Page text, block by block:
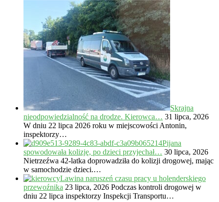
Skrajna
nieodpowiedzialność na drodze. Kierowca… 31 lipca, 2026
W dniu 22 lipca 2026 roku w miejscowości Antonin,
inspektorzy…
Pijana
spowodowała kolizję, po dzieci przyjechał… 30 lipca, 2026
Nietrzeźwa 42-latka doprowadziła do kolizji drogowej, mając
w samochodzie dzieci.…
Lawina naruszeń czasu pracy u holenderskiego
przewoźnika 23 lipca, 2026 Podczas kontroli drogowej w
dniu 22 lipca inspektorzy Inspekcji Transportu…